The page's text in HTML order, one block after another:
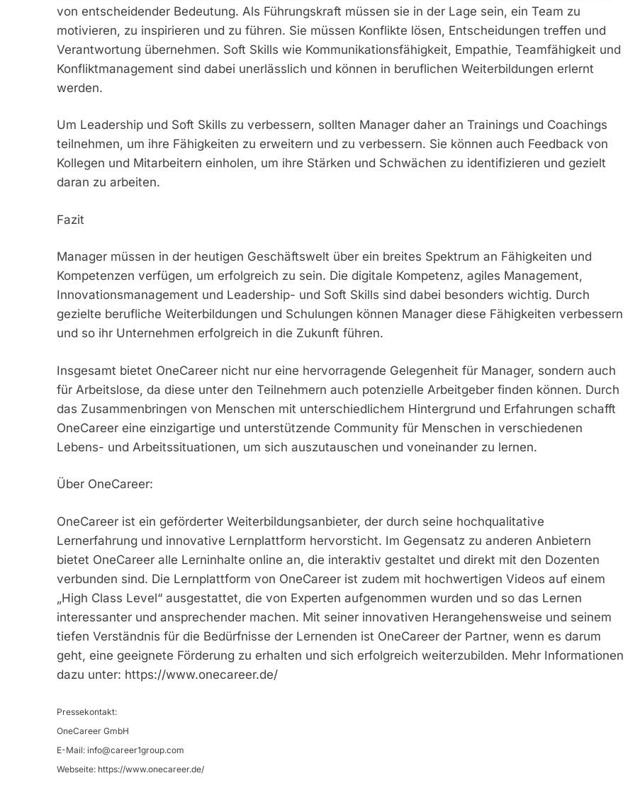
von entscheidender Bedeutung. Als Führungskraft müssen sie in der Lage sein, ein Team zu
motivieren, zu inspirieren und zu führen. Sie müssen Konflikte lösen, Entscheidungen treffen und
Verantwortung übernehmen. Soft Skills wie Kommunikationsfähigkeit, Empathie, Teamfähigkeit und
Konfliktmanagement sind dabei unerlässlich und können in beruflichen Weiterbildungen erlernt
werden.
Um Leadership und Soft Skills zu verbessern, sollten Manager daher an Trainings und Coachings
teilnehmen, um ihre Fähigkeiten zu erweitern und zu verbessern. Sie können auch Feedback von
Kollegen und Mitarbeitern einholen, um ihre Stärken und Schwächen zu identifizieren und gezielt
daran zu arbeiten.
Fazit
Manager müssen in der heutigen Geschäftswelt über ein breites Spektrum an Fähigkeiten und
Kompetenzen verfügen, um erfolgreich zu sein. Die digitale Kompetenz, agiles Management,
Innovationsmanagement und Leadership- und Soft Skills sind dabei besonders wichtig. Durch
gezielte berufliche Weiterbildungen und Schulungen können Manager diese Fähigkeiten verbessern
und so ihr Unternehmen erfolgreich in die Zukunft führen.
Insgesamt bietet OneCareer nicht nur eine hervorragende Gelegenheit für Manager, sondern auch
für Arbeitslose, da diese unter den Teilnehmern auch potenzielle Arbeitgeber finden können. Durch
das Zusammenbringen von Menschen mit unterschiedlichem Hintergrund und Erfahrungen schafft
OneCareer eine einzigartige und unterstützende Community für Menschen in verschiedenen
Lebens- und Arbeitssituationen, um sich auszutauschen und voneinander zu lernen.
Über OneCareer:
OneCareer ist ein geförderter Weiterbildungsanbieter, der durch seine hochqualitative
Lernerfahrung und innovative Lernplattform hervorsticht. Im Gegensatz zu anderen Anbietern
bietet OneCareer alle Lerninhalte online an, die interaktiv gestaltet und direkt mit den Dozenten
verbunden sind. Die Lernplattform von OneCareer ist zudem mit hochwertigen Videos auf einem
„High Class Level“ ausgestattet, die von Experten aufgenommen wurden und so das Lernen
interessanter und ansprechender machen. Mit seiner innovativen Herangehensweise und seinem
tiefen Verständnis für die Bedürfnisse der Lernenden ist OneCareer der Partner, wenn es darum
geht, eine geeignete Förderung zu erhalten und sich erfolgreich weiterzubilden. Mehr Informationen
dazu unter: https://www.onecareer.de/
Pressekontakt:
OneCareer GmbH
E-Mail: info@career1group.com
Webseite: https://www.onecareer.de/